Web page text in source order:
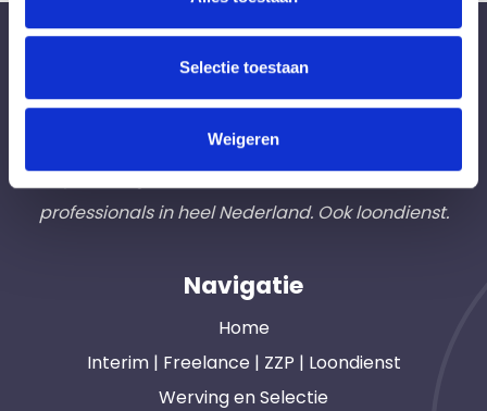
Selectie toestaan
Weigeren
Bureau Ad Interim ®
Professionals likeFrintzz
Hét interim bemiddelingsbureau voor
opdrachtgevers en interim, freelance en ZZP
professionals in heel Nederland. Ook loondienst.
Navigatie
Home
Interim | Freelance | ZZP | Loondienst
Werving en Selectie